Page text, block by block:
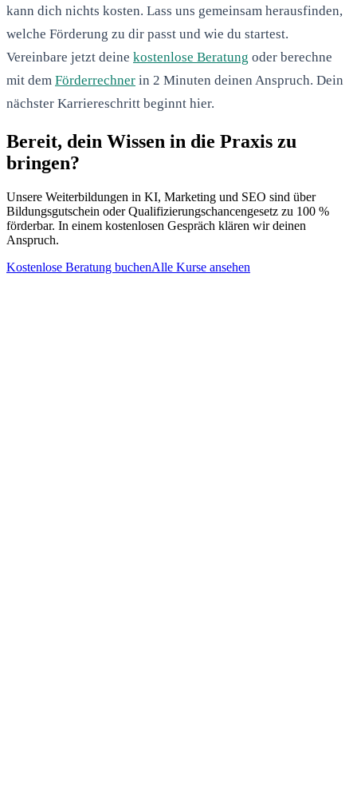
kann dich nichts kosten. Lass uns gemeinsam herausfinden,
welche Förderung zu dir passt und wie du startest.
Vereinbare jetzt deine kostenlose Beratung oder berechne
mit dem Förderrechner in 2 Minuten deinen Anspruch. Dein
nächster Karriereschritt beginnt hier.
Bereit, dein Wissen in die Praxis zu
bringen?
Unsere Weiterbildungen in KI, Marketing und SEO sind über
Bildungsgutschein oder Qualifizierungschancengesetz zu 100 %
förderbar. In einem kostenlosen Gespräch klären wir deinen
Anspruch.
Kostenlose Beratung buchenAlle Kurse ansehen